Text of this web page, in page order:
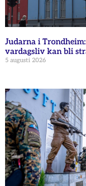
Judarna i
vardagsliv kan bli
5 augusti 2026